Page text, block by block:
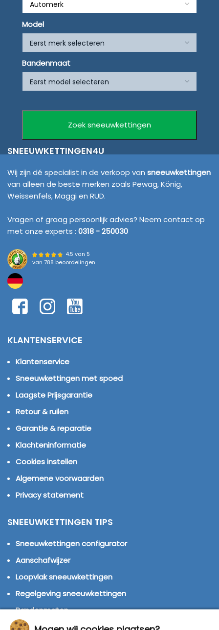
Model
Bandenmaat
SNEEUWKETTINGEN4U
Wij zijn dé specialist in de verkoop van sneeuwkettingen
van alleen de beste merken zoals Pewag, König,
Weissenfels, Maggi en RÜD.
Vragen of graag persoonlijk advies? Neem contact op
met onze experts : 0318 - 250030
4.5 van 5
van 788 beoordelingen
KLANTENSERVICE
Klantenservice
Sneeuwkettingen met spoed
Laagste Prijsgarantie
Retour & ruilen
Garantie & reparatie
Klachteninformatie
Cookies instellen
Algemene voorwaarden
Privacy statement
SNEEUWKETTINGEN TIPS
Sneeuwkettingen configurator
Aanschafwijzer
Loopvlak sneeuwkettingen
Regelgeving sneeuwkettingen
Bandenmaten
Montage handleidingen